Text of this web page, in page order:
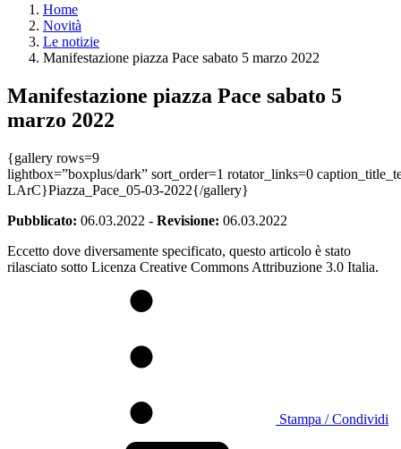
Home
Novità
Le notizie
Manifestazione piazza Pace sabato 5 marzo 2022
Manifestazione piazza Pace sabato 5
marzo 2022
{gallery rows=9
lightbox=”boxplus/dark” sort_order=1 rotator_links=0
LArC}Piazza_Pace_05-03-2022{/gallery}
Pubblicato: 06.03.2022 - Revisione: 06.03.2022
Eccetto dove diversamente specificato, questo articolo è stato
rilasciato sotto Licenza Creative Commons Attribuzione 3.0 Italia.
Stampa / Condividi